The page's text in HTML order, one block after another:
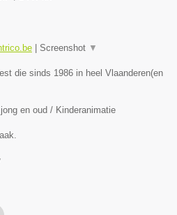
Screenshot ▼
die sinds 1986 in heel Vlaanderen(en
en oud / Kinderanimatie